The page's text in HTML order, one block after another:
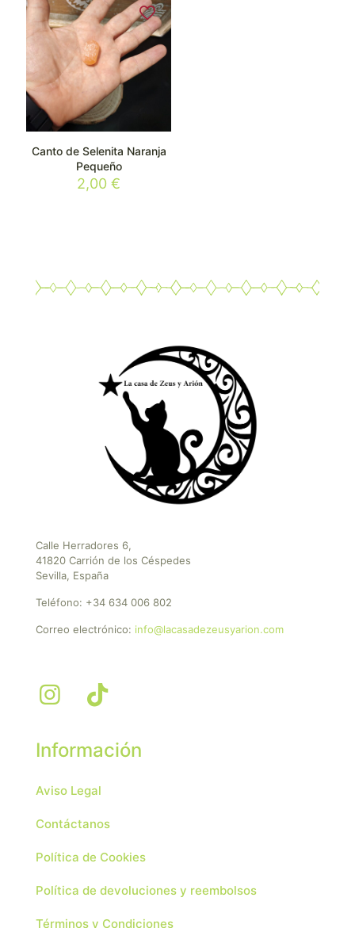
Canto de Selenita Naranja
Pequeño
2,00€
Calle Herradores 6,
41820 Carrión de los Céspedes
Sevilla, España
Teléfono: +34 634 006 802
Correo electrónico: info@lacasadezeusyarion.com
Información
Aviso Legal
Contáctanos
Política de Cookies
Política de devoluciones y reembolsos
Términos y Condiciones